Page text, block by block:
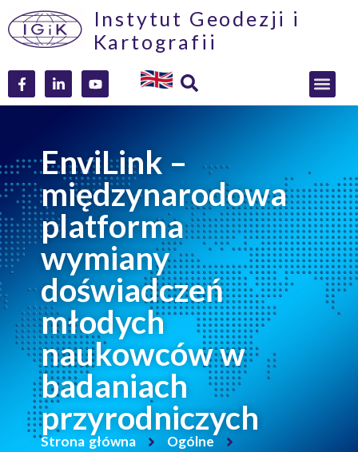
Instytut Geodezji i
Kartografii
EnviLink –
międzynarodowa
platforma
wymiany
doświadczeń
młodych
naukowców w
badaniach
przyrodniczych
Strona główna Ogólne